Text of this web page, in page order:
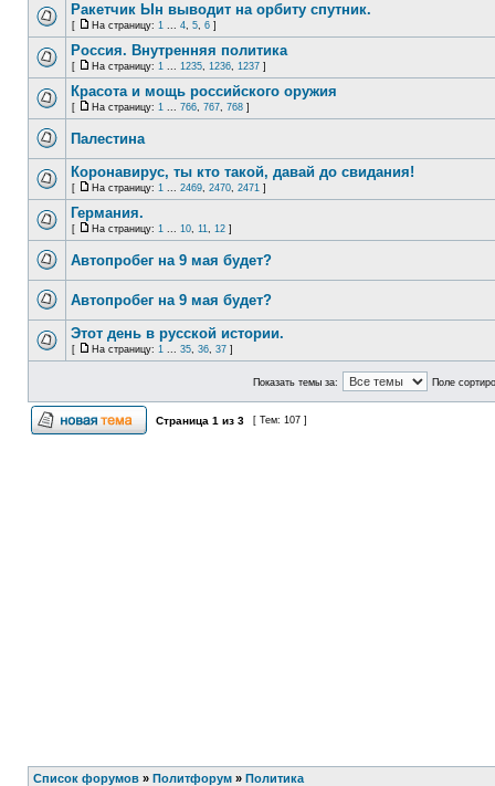
Ракетчик Ын выводит на орбиту спутник.
[ На страницу: 1 ... 4, 5, 6 ]
Россия. Внутренняя политика
[ На страницу: 1 ... 1235, 1236, 1237 ]
Красота и мощь российского оружия
[ На страницу: 1 ... 766, 767, 768 ]
Палестина
Коронавирус, ты кто такой, давай до свидания!
[ На страницу: 1 ... 2469, 2470, 2471 ]
Германия.
[ На страницу: 1 ... 10, 11, 12 ]
Автопробег на 9 мая будет?
Автопробег на 9 мая будет?
Этот день в русской истории.
[ На страницу: 1 ... 35, 36, 37 ]
Показать темы за: Поле
Страница 1 из 3 [ Тем: 107 ]
Список форумов » Политфорум » Политика